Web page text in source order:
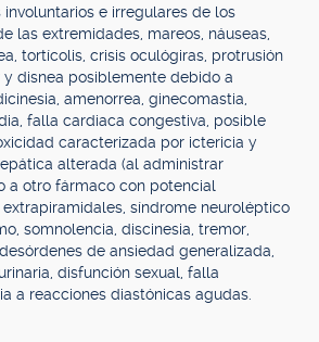
e irregulares de los
las extremidades, mareos, náuseas,
tortícolis, crisis oculógiras, protrusión
disnea posiblemente debido a
amenorrea, ginecomastia,
falla cardiaca congestiva, posible
caracterizada por ictericia y
alterada (al administrar
a otro fármaco con potencial
síndrome neuroléptico
somnolencia, discinesia, tremor,
de ansiedad generalizada,
disfunción sexual, falla
a reacciones diastónicas agudas.